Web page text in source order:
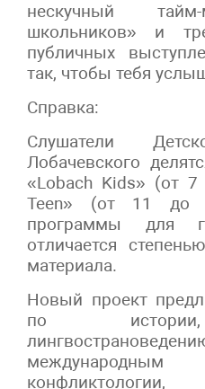
нескучный
школьников» и
публичных
так, чтобы тебя
Справка:
Слушатели
Лобачевского
«Lobach Kids» (от
Teen» (от 11 до
программы для
отличается
материала.
Новый проект
по